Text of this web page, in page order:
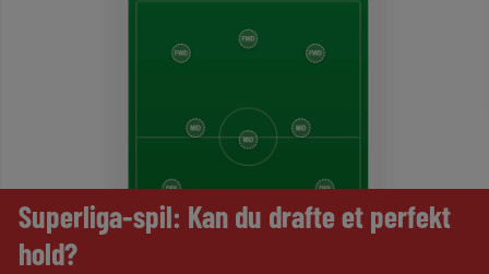
Superliga-spil: Kan du drafte et perfekt
hold?